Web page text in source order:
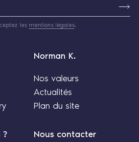
Norman K.
Nos valeurs
Actualités
Plan du site
? Nous contacter
les mentions légales.